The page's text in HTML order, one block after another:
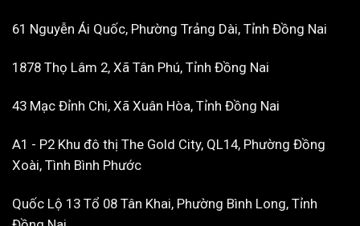
61 Nguyễn Ái Quốc, Phường Trảng Dài, Tỉnh Đồng Nai
1878 Thọ Lâm 2, Xã Tân Phú, Tỉnh Đồng Nai
43 Mạc Đỉnh Chi, Xã Xuân Hòa, Tỉnh Đồng Nai
A1 - P2 Khu đô thị The Gold City, QL14, Phường Đồng
Xoài, Tình Bình Phước
Quốc Lộ 13 Tổ 08 Tân Khai, Phường Bình Long, Tỉnh